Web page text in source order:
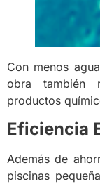
Con menos
obra también
productos
Eficiencia
Además de
piscinas